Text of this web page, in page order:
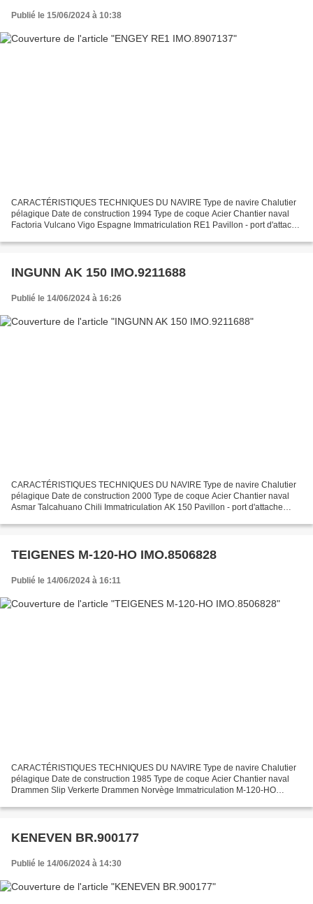
Publié le 15/06/2024 à 10:38
CARACTÉRISTIQUES TECHNIQUES DU NAVIRE Type de navire Chalutier
pélagique Date de construction 1994 Type de coque Acier Chantier naval
Factoria Vulcano Vigo Espagne Immatriculation RE1 Pavillon - port d'attache
INGUNN AK 150 IMO.9211688
Publié le 14/06/2024 à 16:26
CARACTÉRISTIQUES TECHNIQUES DU NAVIRE Type de navire Chalutier
pélagique Date de construction 2000 Type de coque Acier Chantier naval
Asmar Talcahuano Chili Immatriculation AK 150 Pavillon - port d'attache
TEIGENES M-120-HO IMO.8506828
Publié le 14/06/2024 à 16:11
CARACTÉRISTIQUES TECHNIQUES DU NAVIRE Type de navire Chalutier
pélagique Date de construction 1985 Type de coque Acier Chantier naval
Drammen Slip Verkerte Drammen Norvège Immatriculation M-120-HO
KENEVEN BR.900177
Publié le 14/06/2024 à 14:30